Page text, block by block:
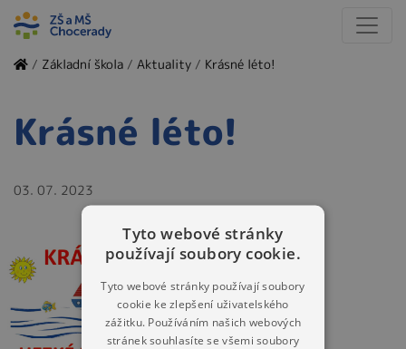
/ Základní škola / Aktuality / Krásné léto!
Krásné léto!
03. 07. 2023
Tyto webové stránky
používají soubory cookie.
Tyto webové stránky používají soubory
cookie ke zlepšení uživatelského
zážitku. Používáním našich webových
stránek souhlasíte se všemi soubory